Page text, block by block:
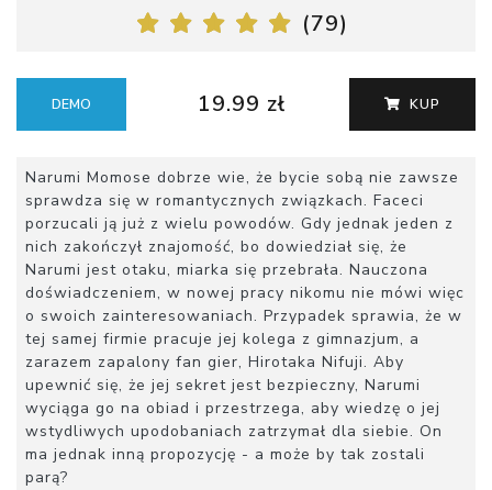
(79)
DEMO 19.99 zł KUP
Narumi Momose dobrze wie, że bycie sobą nie zawsze
sprawdza się w romantycznych związkach. Faceci
porzucali ją już z wielu powodów. Gdy jednak jeden z
nich zakończył znajomość, bo dowiedział się, że
Narumi jest otaku, miarka się przebrała. Nauczona
doświadczeniem, w nowej pracy nikomu nie mówi więc
o swoich zainteresowaniach. Przypadek sprawia, że w
tej samej firmie pracuje jej kolega z gimnazjum, a
zarazem zapalony fan gier, Hirotaka Nifuji. Aby
upewnić się, że jej sekret jest bezpieczny, Narumi
wyciąga go na obiad i przestrzega, aby wiedzę o jej
wstydliwych upodobaniach zatrzymał dla siebie. On
ma jednak inną propozycję - a może by tak zostali
parą?